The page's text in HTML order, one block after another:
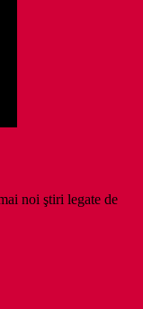
noi ştiri legate de